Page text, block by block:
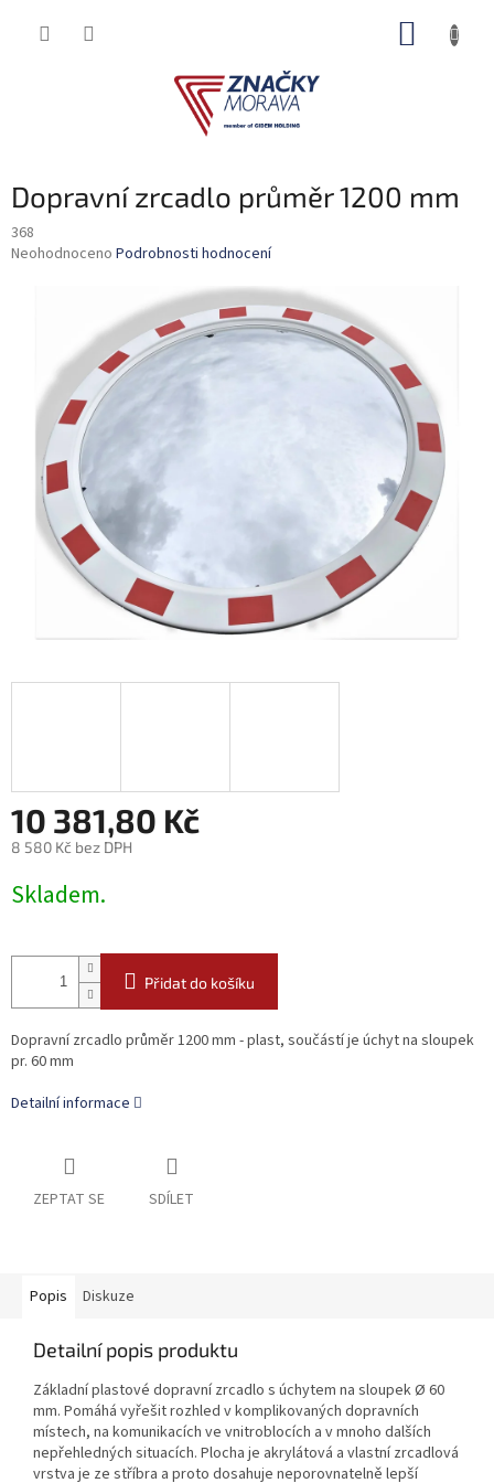
Dopravní zrcadlo průměr 1200 mm
368
Průměrné
hvězdiček.
Neohodnoceno Podrobnosti hodnocení
10 381,80 Kč
8 580 Kč bez DPH
cena:
Skladem.
Přidat do košíku
Dopravní zrcadlo průměr 1200 mm - plast, součástí je úchyt na sloupek
pr. 60 mm
Detailní informace
ZEPTAT SE SDÍLET
Popis Diskuze
Detailní popis produktu
Základní plastové dopravní zrcadlo s úchytem na sloupekØ 60
mm. Pomáhá vyřešit rozhled v komplikovaných dopravních
místech, na komunikacích ve vnitroblocích a v mnoho dalších
nepřehledných situacích. Plocha je akrylátová a vlastní zrcadlová
vrstva je ze stříbra a proto dosahuje neporovnatelně lepší